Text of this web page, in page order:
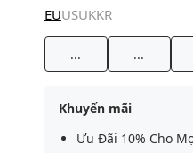
EUUSUKKR
... ...
Khuyến mãi
Ưu Đãi 10% Cho